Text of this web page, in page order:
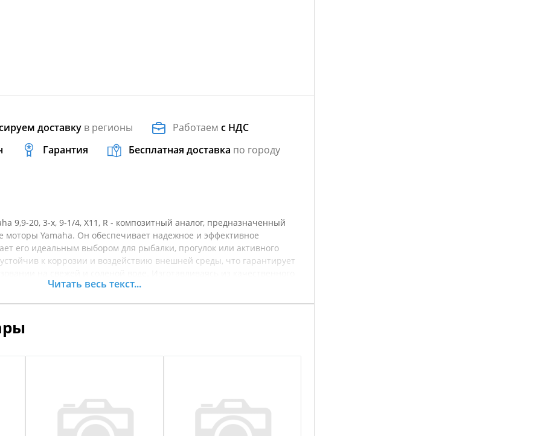
доставку в регионы Работаемс НДС
Гарантия Бесплатная доставка по городу
9,9-20, 3-х, 9-1/4, Х11, R - композитный аналог, предназначенный
моторы Yamaha. Он обеспечивает надежное и эффективное
его идеальным выбором для рыбалки, прогулок или активного
к коррозии и воздействию внешней среды, что гарантирует
обеспечивает отличные характеристики работы и простоту
Читать весь текст...